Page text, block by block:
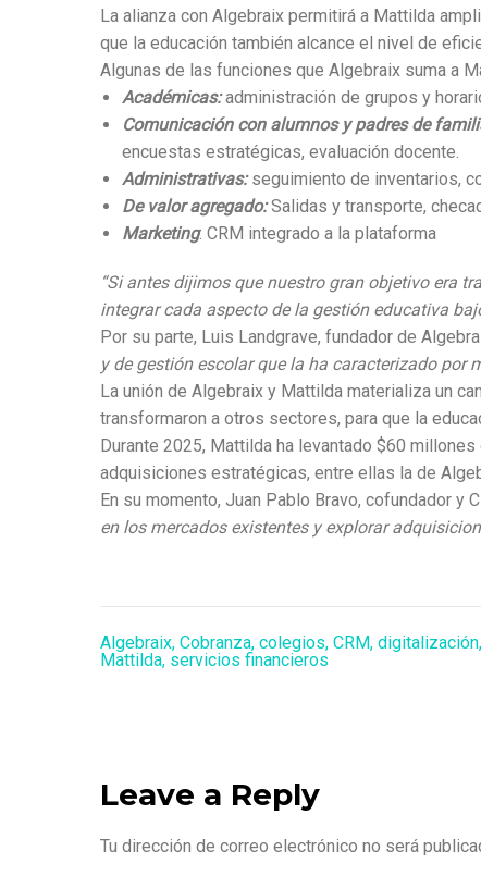
La alianza con Algebraix permitirá a Mattilda
que la educación también alcance el nivel de
Algunas de las funciones que Algebraix suma a
Académicas:administración de grupos y
Comunicación con alumnos y padres de
encuestas estratégicas, evaluación docente.
Administrativas:seguimiento de inventarios,
De valor agregado:Salidas y transporte,
Marketing: CRM integrado a la plataforma
“Si antes dijimos que nuestro gran objetivo era
integrar cada aspecto de la gestión educativa
Por su parte, Luis Landgrave, fundador de
y de gestión escolar que la ha caracterizado por
La unión de Algebraix y Mattilda materializa un
transformaron a otros sectores, para que la
Durante 2025, Mattilda ha levantado $60
adquisiciones estratégicas, entre ellas la de
En su momento, Juan Pablo Bravo, cofundador y
en los mercados existentes y explorar
Algebraix, Cobranza, colegios, CRM, digitalización,
Mattilda, servicios financieros
Leave a Reply
Tu dirección de correo electrónico no será